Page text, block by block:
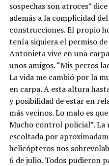
sospechas son atroces”
además a la complicidad
construcciones. El propio
tenía siquiera el permiso
Antonieta vive en una
unos amigos. “Mis perros
La vida me cambió por la
en carpa. A esta altura
y posibilidad de estar en
más vecinos. Lo malo es
Mucho control policial”. La
escoltada por
helicópteros nos
6 de julio. Todos pudieron